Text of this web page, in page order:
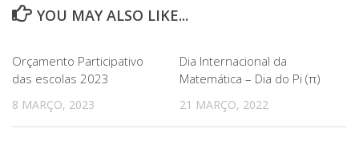
YOU MAY ALSO LIKE...
Orçamento Participativo
das escolas 2023
8 MARÇO, 2023
Dia Internacional da
Matemática – Dia do Pi (π)
21 MARÇO, 2022